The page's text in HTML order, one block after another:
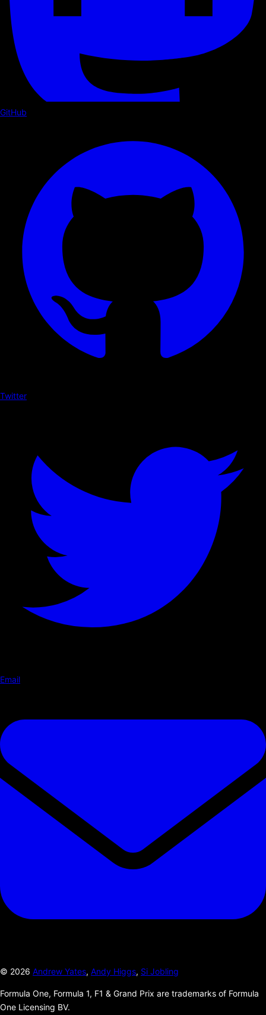
GitHub
Twitter
Email
© 2026 Andrew Yates, Andy Higgs, Si Jobling
Formula One, Formula 1, F1 & Grand Prix are trademarks of Formula
One Licensing BV.